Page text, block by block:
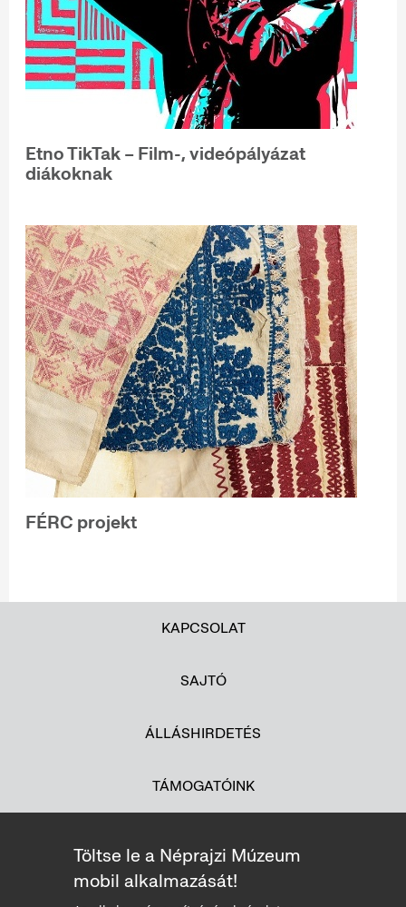
Etno TikTak – Film-, videópályázat
diákoknak
FÉRC projekt
KAPCSOLAT
SAJTÓ
ÁLLÁSHIRDETÉS
TÁMOGATÓINK
Töltse le a Néprajzi Múzeum
mobil alkalmazását!